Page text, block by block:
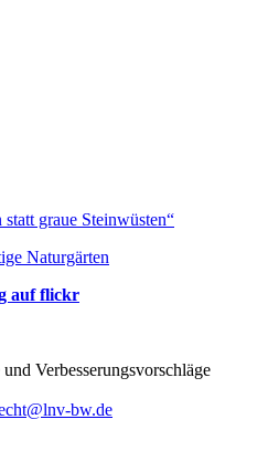
graue Steinwüsten“
Naturgärten
auf flickr
Verbesserungsvorschläge
bw.de